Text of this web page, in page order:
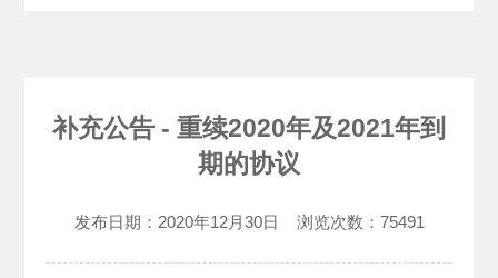
补充公告 - 重续2020年及2021年到
期的协议
发布日期： 2020年12月30日 浏览次数： 75491